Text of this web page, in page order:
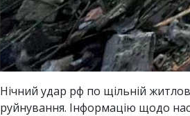
Нічний удар рф по щільній
руйнування. Інформацію щодо